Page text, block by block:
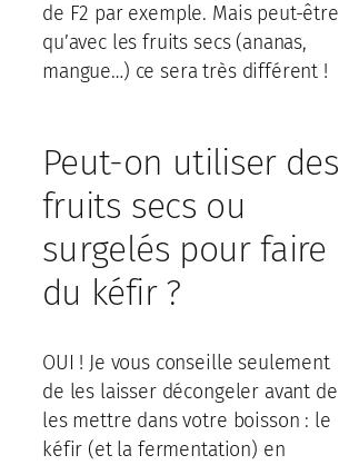
de F2 par exemple. Mais peut-être
qu’avec les fruits secs (ananas,
mangue…) ce sera très différent !
Peut-on utiliser des
fruits secs ou
surgelés pour faire
du kéfir ?
OUI ! Je vous conseille seulement
de les laisser décongeler avant de
les mettre dans votre boisson : le
kéfir (et la fermentation) en